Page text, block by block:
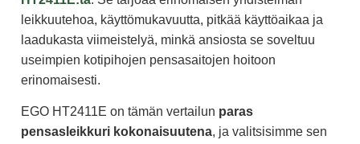
leikkuutehoa, käyttömukavuutta, pitkää käyttöaikaa ja
laadukasta viimeistelyä, minkä ansiosta se soveltuu
useimpien kotipihojen pensasaitojen hoitoon
erinomaisesti.
EGO HT2411E on tämän vertailun paras
pensasleikkuri kokonaisuutena, ja valitsisimme sen